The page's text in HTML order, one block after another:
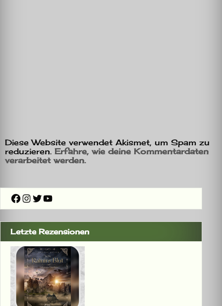
Diese Website verwendet Akismet, um Spam zu
reduzieren. Erfahre, wie deine Kommentardaten
verarbeitet werden.
Facebook
Instagram
Twitter
YouTube
Letzte Rezensionen